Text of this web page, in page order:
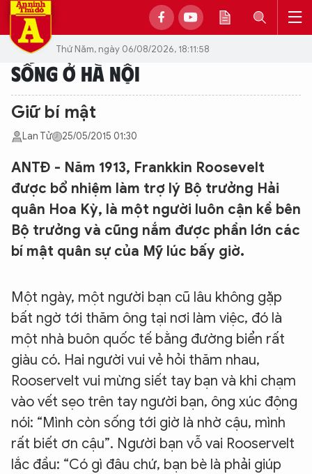
Thứ Năm, ngày 06/08/2026, 18:11:58
SỐNG Ở HÀ NỘI
Giữ bí mật
Lan Tử 25/05/2015 01:30
ANTĐ - Năm 1913, Frankkin Roosevelt
được bổ nhiệm làm trợ lý Bộ trưởng Hải
quân Hoa Kỳ, là một người luôn cận kề bên
Bộ trưởng và cũng nắm được phần lớn các
bí mật quân sự của Mỹ lúc bấy giờ.
Một ngày, một người bạn cũ lâu không gặp
bất ngờ tới thăm ông tại nơi làm việc, đó là
một nhà buôn quốc tế bằng đường biển rất
giàu có. Hai người vui vẻ hỏi thăm nhau,
Rooservelt vui mừng siết tay bạn và khi chạm
vào vết sẹo trên tay người bạn, ông xúc động
nói: “Mình còn sống tới giờ là nhờ cậu, mình
rất biết ơn cậu”. Người bạn vỗ vai Rooservelt
lắc đầu: “Có gì đâu chứ, bạn bè là phải giúp